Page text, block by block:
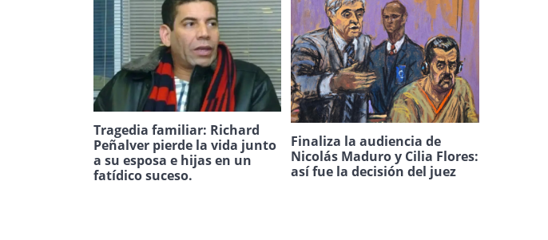
Tragedia familiar: Richard
Peñalver pierde la vida junto
a su esposa e hijas en un
fatídico suceso.
Finaliza la audiencia de
Nicolás Maduro y Cilia Flores:
así fue la decisión del juez